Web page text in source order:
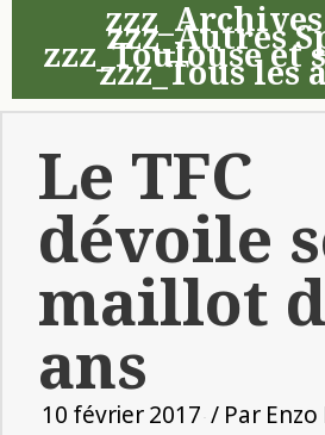
zzz_Archives
zzz_Autres
zzz_Toulouse et
zzz_Tous les
Le TFC
dévoile
maillot
ans
10 février 2017 / Par Enzo